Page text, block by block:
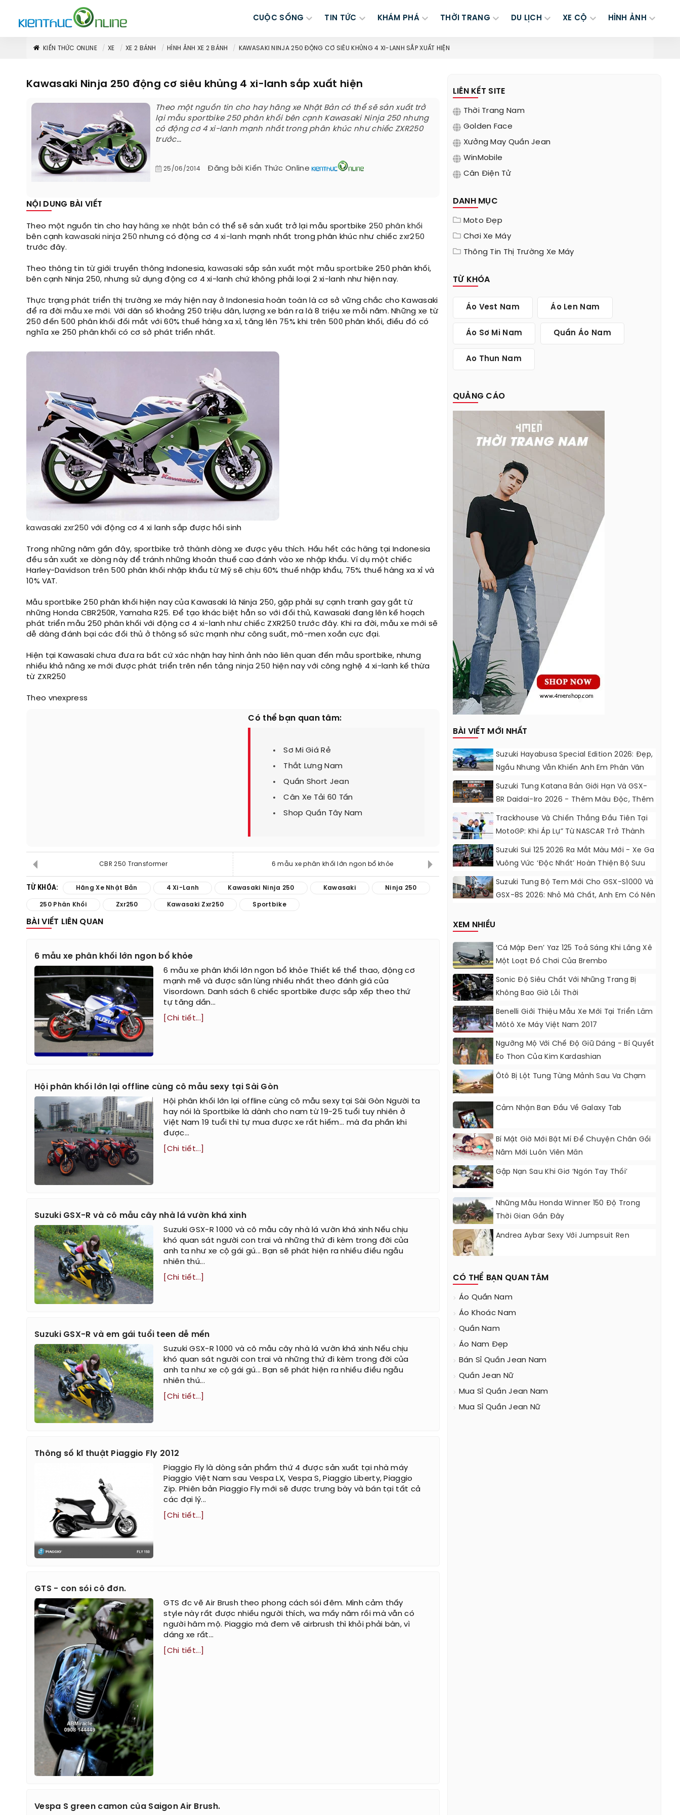
CUỘC SỐNG TIN TỨC KHÁM PHÁ THỜI TRANG DU LỊCH XE CỘ HÌNH ẢNH
KIẾN THỨC ONLINE XE XE 2 BÁNH HÌNH ẢNH XE 2 BÁNH KAWASAKI NINJA 250 ĐỘNG CƠ SIÊU KHỦNG 4 XI-LANH SẮP XUẤT HIỆN
Kawasaki Ninja 250 động cơ siêu khủng 4 xi-lanh sắp xuất hiện
Theo một nguồn tin cho hay hãng xe Nhật Bản có thể sẽ sản xuất trở
lại mẫu sportbike 250 phân khối bên cạnh Kawasaki Ninja 250 nhưng
có động cơ 4 xi-lanh mạnh nhất trong phân khúc như chiếc ZXR250
trước...
25/06/2014 Đăng bởi Kiến Thức Online
NỘI DUNG BÀI VIẾT
Theo một nguồn tin cho hay hãng xe nhật bảncó thể sẽ sản xuất trở lại mẫu sportbike 250 phân khối
bên cạnh kawasaki ninja 250 nhưng có động cơ 4 xi-lanh mạnh nhất trong phân khúc như chiếc zxr250
trước đây.
Theo thông tin từ giới truyền thông Indonesia, kawasaki sắp sản xuất một mẫusportbike 250 phân khối,
bên cạnh Ninja 250, nhưng sử dụng động cơ 4 xi-lanh chứ không phải loại 2 xi-lanh như hiện nay.
Thực trạng phát triển thị trường xe máy hiện nay ở Indonesia hoàn toàn là cơ sở vững chắc cho Kawasaki
để ra đời mẫu xe mới. Với dân số khoảng 250 triệu dân, lượng xe bán ra là 8 triệu xe mỗi năm. Những xe từ
250 đến 500 phân khối đối mắt với 60% thuế hàng xa xỉ, tăng lên 75% khi trên 500 phân khối, điều đó có
nghĩa xe 250 phân khối có cơ sở phát triển nhất.
kawasaki zxr250 với động cơ 4 xi lanh sắp được hồi sinh
Trong những năm gần đây, sportbike trở thành dòng xe được yêu thích. Hầu hết các hãng tại Indonesia
đều sản xuất xe dòng này để tránh những khoản thuế cao đánh vào xe nhập khẩu. Ví dụ một chiếc
Harley-Davidson trên 500 phân khối nhập khẩu từ Mỹ sẽ chịu 60% thuế nhập khẩu, 75% thuế hàng xa xỉ và
10% VAT.
Mẫu sportbike 250 phân khối hiện nay của Kawasaki là Ninja 250, gặp phải sự cạnh tranh gay gắt từ
những Honda CBR250R, Yamaha R25. Để tạo khác biệt hẳn so với đối thủ, Kawasaki đang lên kế hoạch
phát triển mẫu 250 phân khối với động cơ 4 xi-lanh như chiếc ZXR250 trước đây. Khi ra đời, mẫu xe mới sẽ
dễ dàng đánh bại các đối thủ ở thông số sức mạnh như công suất, mô-men xoắn cực đại.
Hiện tại Kawasaki chưa đưa ra bất cứ xác nhận hay hình ảnh nào liên quan đến mẫu sportbike, nhưng
nhiều khả năng xe mới được phát triển trên nền tảng ninja 250 hiện nay với công nghệ 4 xi-lanh kế thừa
từ ZXR250
Theo vnexpress​
Có thể bạn quan tâm:
Sơ Mi Giá Rẻ
Thắt Lưng Nam
Quần Short Jean
Cân Xe Tải 60 Tấn
Shop Quần Tây Nam
CBR 250 Transformer 6 mẫu xe phân khối lớn ngon bổ khỏe
TỪ KHÓA: Hãng Xe Nhật Bản 4 Xi-Lanh Kawasaki Ninja 250 Kawasaki Ninja 250
250 Phân Khối Zxr250 Kawasaki Zxr250 Sportbike
BÀI VIẾT LIÊN QUAN
6 mẫu xe phân khối lớn ngon bổ khỏe
6 mẫu xe phân khối lớn ngon bổ khỏe Thiết kế thể thao, động cơ
mạnh mẽ và được săn lùng nhiều nhất theo đánh giá của
Visordown. Danh sách 6 chiếc sportbike được sắp xếp theo thứ
tự tăng dần...
[Chi tiết...]
Hội phân khối lớn lại offline cùng cô mẫu sexy tại Sài Gòn
Hội phân khối lớn lại offline cùng cô mẫu sexy tại Sài Gòn Người ta
hay nói là Sportbike là dành cho nam từ 19-25 tuổi tuy nhiên ở
Việt Nam 19 tuổi thì tự mua được xe rất hiếm... mà đa phần khi
được...
[Chi tiết...]
Suzuki GSX-R và cô mẫu cây nhà lá vườn khá xinh
Suzuki GSX-R 1000 và cô mẫu cây nhà lá vườn khá xinh Nếu chịu
khó quan sát người con trai và những thứ đi kèm trong đời của
anh ta như xe cộ gái gú... Bạn sẽ phát hiện ra nhiều điều ngẫu
nhiên thú...
[Chi tiết...]
Suzuki GSX-R và em gái tuổi teen dễ mến
Suzuki GSX-R 1000 và cô mẫu cây nhà lá vườn khá xinh Nếu chịu
khó quan sát người con trai và những thứ đi kèm trong đời của
anh ta như xe cộ gái gú... Bạn sẽ phát hiện ra nhiều điều ngẫu
nhiên thú...
[Chi tiết...]
Thông số kĩ thuật Piaggio Fly 2012
Piaggio Fly là dòng sản phẩm thứ 4 được sản xuất tại nhà máy
Piaggio Việt Nam sau Vespa LX, Vespa S, Piaggio Liberty, Piaggio
Zip. Phiên bản Piaggio Fly mới sẽ được trưng bày và bán tại tất cả
các đại lý...
[Chi tiết...]
GTS - con sói cô đơn.
GTS đc vẽ Air Brush theo phong cách sói đêm. Mình cảm thấy
style này rất được nhiều người thích, wa mấy năm rồi mà vẫn có
người hâm mộ. Piaggio mà đem vẽ airbrush thì khỏi phải bàn, vì
dáng xe rất...
[Chi tiết...]
Vespa S green camon của Saigon Air Brush.
LIÊN KẾT SITE
Thời Trang Nam
Golden Face
Xưởng May Quần Jean
WinMobile
Cân Điện Tử
DANH MỤC
Moto Đẹp
Chơi Xe Máy
Thông Tin Thị Trường Xe Máy
TỪ KHÓA
Áo Vest Nam Áo Len Nam
Áo Sơ Mi Nam Quần Áo Nam
Ao Thun Nam
QUẢNG CÁO
BÀI VIẾT MỚI NHẤT
Suzuki Hayabusa Special Edition 2026: Đẹp,
Ngầu Nhưng Vẫn Khiến Anh Em Phân Vân
Suzuki Tung Katana Bản Giới Hạn Và GSX-
8R Daidai-Iro 2026 - Thêm Màu Độc, Thêm
Đồ Chơi, Thêm Cá Tính
Trackhouse Và Chiến Thắng Đầu Tiên Tại
MotoGP: Khi Áp Lự” Từ NASCAR Trở Thành
Động Lực Ngọt Ngào
Suzuki Sui 125 2026 Ra Mắt Màu Mới - Xe Ga
Vuông Vức ‘độc Nhất’ Hoàn Thiện Bộ Sưu
Tập 7 Sắc Cầu Vồng
Suzuki Tung Bộ Tem Mới Cho GSX-S1000 Và
GSX-8S 2026: Nhỏ Mà Chất, Anh Em Có Nên
XEM NHIỀU
‘Cá Mập Đen’ Yaz 125 Toả Sáng Khi Lăng Xê
Một Loạt Đồ Chơi Của Brembo
Sonic Độ Siêu Chất Với Những Trang Bị
Không Bao Giờ Lỗi Thời
Benelli Giới Thiệu Mẫu Xe Mới Tại Triển Lãm
Môtô Xe Máy Việt Nam 2017
Ngưỡng Mộ Với Chế Độ Giữ Dáng - Bí Quyết
Eo Thon Của Kim Kardashian
Ôtô Bị Lột Tung Từng Mảnh Sau Va Chạm
Cảm Nhận Ban Đầu Về Galaxy Tab
Bí Mật Giờ Mới Bật Mí Để Chuyện Chăn Gối
Năm Mới Luôn Viên Mãn
Gặp Nạn Sau Khi Giơ ‘ngón Tay Thối’
Những Mẫu Honda Winner 150 Độ Trong
Thời Gian Gần Đây
Andrea Aybar Sexy Với Jumpsuit Ren
CÓ THỂ BẠN QUAN TÂM
Áo Quần Nam
Áo Khoác Nam
Quần Nam
Áo Nam Đẹp
Bán Sỉ Quần Jean Nam
Quần Jean Nữ
Mua Sỉ Quần Jean Nam
Mua Sỉ Quần Jean Nữ